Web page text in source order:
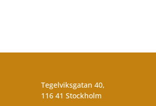
Tegelviksgatan 40,
116 41 Stockholm